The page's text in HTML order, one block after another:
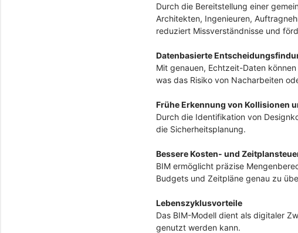
Durch die Bereitstellung einer
Architekten, Ingenieuren,
reduziert Missverständnisse und
Datenbasierte
Mit genauen, Echtzeit-Daten
was das Risiko von Nacharbeiten
Frühe Erkennung von Kollisionen
Durch die Identifikation von
die Sicherheitsplanung.
Bessere Kosten- und
BIM ermöglicht präzise
Budgets und Zeitpläne genau zu
Lebenszyklusvorteile
Das BIM-Modell dient als digitaler
genutzt werden kann.